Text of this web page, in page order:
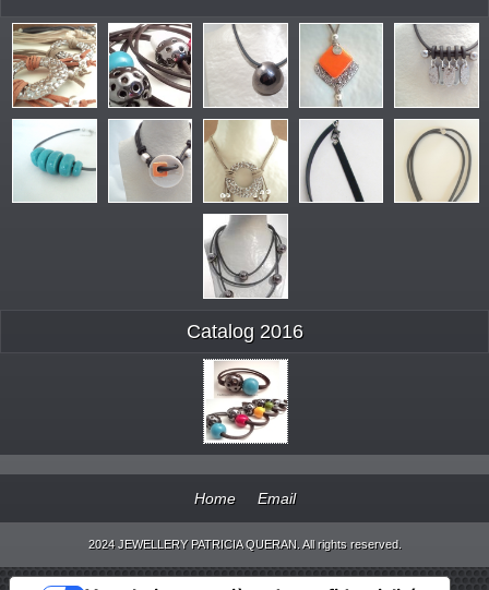
Catalog 2016
Home Email
2024 JEWELLERY PATRICIA QUERAN. All rights reserved.